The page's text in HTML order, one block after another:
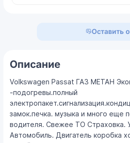
Оставить
Описание
Volkswagen Passat ГАЗ МЕТАН
-подогревы.полный
замок.печка. музыка и много еще
водителя. Свежее ТО Страховка.
Автомобиль. Двигатель коробка